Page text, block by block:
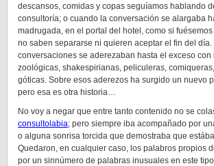
descansos, comidas y copas seguíamos hablando
consultoría; o cuando la conversación se alargaba
madrugada, en el portal del hotel, como si
no saben separarse ni quieren aceptar el fin del día.
conversaciones se aderezaban hasta el exceso con
zoológicas, shakespirianas, peliculeras,
góticas. Sobre esos aderezos ha surgido un nuevo
pero esa es otra historia…
No voy a negar que entre tanto contenido no se
consultolabia; pero siempre iba acompañado por
o alguna sonrisa torcida que demostraba que
Quedaron, en cualquier caso, los palabros propios
por un sinnúmero de palabras inusuales en este